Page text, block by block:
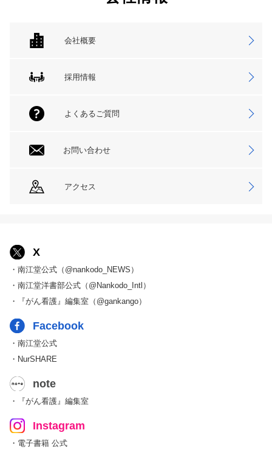
会社概要
採用情報
よくあるご質問
お問い合わせ
アクセス
X
・南江堂公式（@nankodo_NEWS）
・南江堂洋書部公式（@Nankodo_Intl）
・『がん看護』編集室（@gankango）
Facebook
・南江堂公式
・NurSHARE
note
・『がん看護』編集室
Instagram
・電子書籍 公式